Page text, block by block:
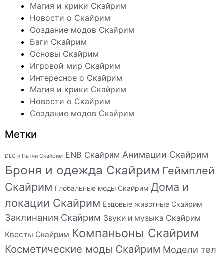
Магия и крики Скайрим
Новости о Скайрим
Создание модов Скайрим
Баги Скайрим
Основы Скайрим
Игровой мир Скайрим
Интересное о Скайрим
Магия и крики Скайрим
Новости о Скайрим
Создание модов Скайрим
Метки
DLC и Патчи Скайрим ENB Скайрим Анимации Скайрим
Броня и одежда Скайрим Геймплей
Скайрим Глобальные моды Скайрим Дома и
локации Скайрим Ездовые животные Скайрим
Заклинания Скайрим Звуки и музыка Скайрим
Квесты Скайрим Компаньоны Скайрим
Косметические моды Скайрим Модели тел